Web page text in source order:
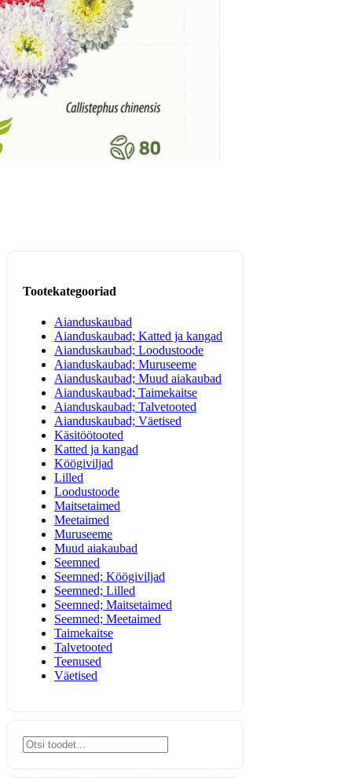
Tootekategooriad
Aianduskaubad
Aianduskaubad; Katted ja kangad
Aianduskaubad; Loodustoode
Aianduskaubad; Muruseeme
Aianduskaubad; Muud aiakaubad
Aianduskaubad; Taimekaitse
Aianduskaubad; Talvetooted
Aianduskaubad; Väetised
Käsitöötooted
Katted ja kangad
Köögiviljad
Lilled
Loodustoode
Maitsetaimed
Meetaimed
Muruseeme
Muud aiakaubad
Seemned
Seemned; Köögiviljad
Seemned; Lilled
Seemned; Maitsetaimed
Seemned; Meetaimed
Taimekaitse
Talvetooted
Teenused
Väetised